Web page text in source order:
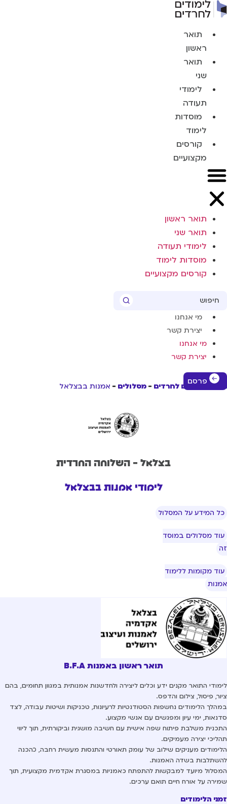
תואר
ראשון
תואר
שני
לימודי
תעודה
מוסדות
לימוד
קורסים
מקצועיים
תואר ראשון
תואר שני
לימודי תעודה
מוסדות לימוד
קורסים מקצועיים
מי אנחנו
יצירת קשר
מי אנחנו
יצירת קשר
פרסם
לימודים לחרדים מסלולים אמנות בבצלאל
בצלאל - השלוחה החרדית
לימודי אמנות בבצלאל
המידע על המסלול
מסלולים במוסד
מקומות ללימוד
תואר ראשון באמנות B.F.A
התואר מקנים ידע וכלים ליצירה ולחדשנות אמנותית במגוון תחומים, בהם
פיסול, צילום והדפס.
הלימודים נחשפות הסטודנטיות לרעיונות, טכניקות ושיטות עבודה, לצד
ימי עיון ומפגשים עם אנשי מקצוע.
משלבת פיתוח שפה אישית עם חשיבה מושגית וביקורתית, תוך ליווי
יצירה מעמיקים.
מעניקים שילוב של עומק תאורטי והתנסות מעשית רחבה, כהכנה
בשדה האמנות.
מיועד למבקשות להתפתח כאמניות במסגרת אקדמית מקצועית, תוך
על אורח חיים תואם ערכים.
הלימודים